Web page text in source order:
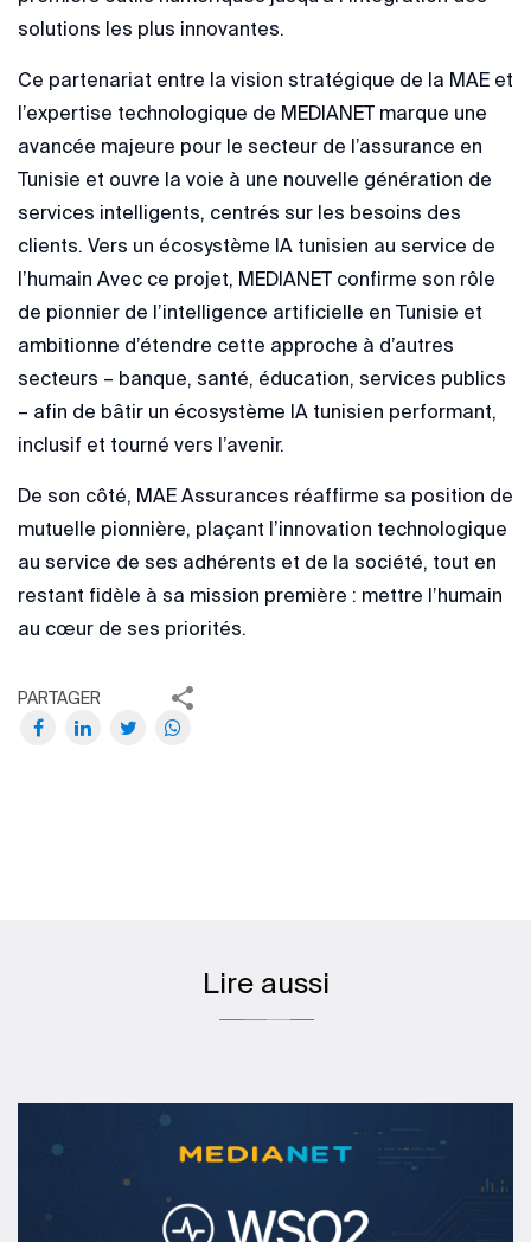
solutions les plus innovantes.
Ce partenariat entre la vision stratégique de la MAE et
l’expertise technologique de MEDIANET marque une
avancée majeure pour le secteur de l’assurance en
Tunisie et ouvre la voie à une nouvelle génération de
services intelligents, centrés sur les besoins des
clients. Vers un écosystème IA tunisien au service de
l’humain Avec ce projet, MEDIANET confirme son rôle
de pionnier de l’intelligence artificielle en Tunisie et
ambitionne d’étendre cette approche à d’autres
secteurs – banque, santé, éducation, services publics
– afin de bâtir un écosystème IA tunisien performant,
inclusif et tourné vers l’avenir.
De son côté, MAE Assurances réaffirme sa position de
mutuelle pionnière, plaçant l’innovation technologique
au service de ses adhérents et de la société, tout en
restant fidèle à sa mission première : mettre l’humain
au cœur de ses priorités.
PARTAGER
Lire aussi